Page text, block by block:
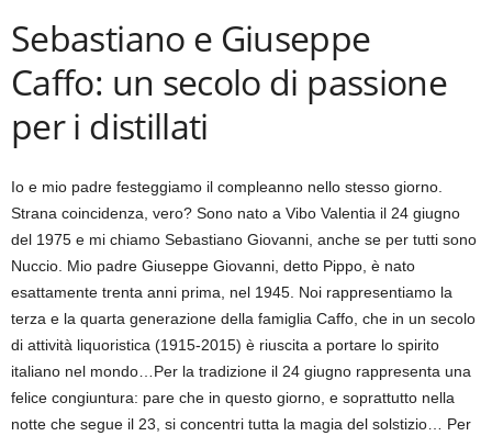
Sebastiano e Giuseppe
Caffo: un secolo di passione
per i distillati
Io e mio padre festeggiamo il compleanno nello stesso giorno.
Strana coincidenza, vero? Sono nato a Vibo Valentia il 24 giugno
del 1975 e mi chiamo Sebastiano Giovanni, anche se per tutti sono
Nuccio. Mio padre Giuseppe Giovanni, detto Pippo, è nato
esattamente trenta anni prima, nel 1945. Noi rappresentiamo la
terza e la quarta generazione della famiglia Caffo, che in un secolo
di attività liquoristica (1915-2015) è riuscita a portare lo spirito
italiano nel mondo…Per la tradizione il 24 giugno rappresenta una
felice congiuntura: pare che in questo giorno, e soprattutto nella
notte che segue il 23, si concentri tutta la magia del solstizio… Per